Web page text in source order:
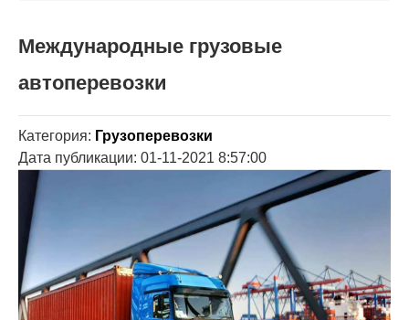
Международные грузовые
автоперевозки
Категория: Грузоперевозки
Дата публикации: 01-11-2021 8:57:00